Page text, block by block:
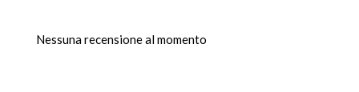
Nessuna recensione al momento